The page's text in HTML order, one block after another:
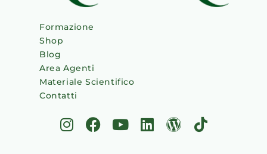
Formazione
Shop
Blog
Area Agenti
Materiale Scientifico
Contatti
I
n
F
a
Y
o
L
i
W
o
T
i